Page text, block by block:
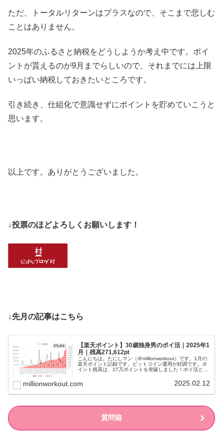
ただ、トータルリターンはプラスなので、そこまで悲しむ
ことはありません。
2025年のふるさと納税をどうしようか考え中です。ポイ
ントが貰えるのが9月までらしいので、それまでには上限
いっぱい納税しておきたいところです。
引き続き、仕組化で意識せずにポイントを貯めていこうと
思います。
以上です。ありがとうございました。
↓投票のほどよろしくお願いします！
↓先月の記事はこちら
【楽天ポイント】30歳独身男のポイ活｜2025年1
月｜残高271,612pt
こんにちは。たにしマン（＠millionworkout）です。1月の
楽天ポイント記録です。ビットコイン運用が好調です。ポ
イント残高は、27万ポイントを突破しました！ポイ活と
millionworkout.com 2025.02.12
質問箱